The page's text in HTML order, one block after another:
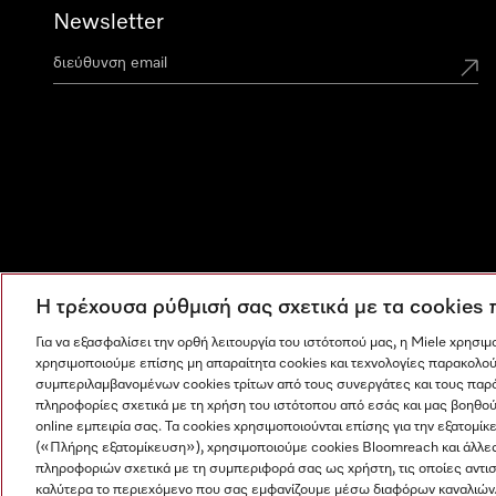
Newsletter
Η εταιρεία μας Όροι και Προϋποθέσεις Προστασία
Η τρέχουσα ρύθμισή σας σχετικά με τα
Για να εξασφαλίσει την ορθή λειτουργία του ιστότοπού μας, η Miele
χρησιμοποιούμε επίσης μη απαραίτητα cookies και τεχνολογίες
συμπεριλαμβανομένων cookies τρίτων από τους συνεργάτες και τους
πληροφορίες σχετικά με τη χρήση του ιστότοπου από εσάς και μας
online εμπειρία σας. Τα cookies χρησιμοποιούνται επίσης για την
(«Πλήρης εξατομίκευση»), χρησιμοποιούμε cookies Bloomreach και
πληροφοριών σχετικά με τη συμπεριφορά σας ως χρήστη, τις οποίες
καλύτερα το περιεχόμενο που σας εμφανίζουμε μέσω διαφόρων